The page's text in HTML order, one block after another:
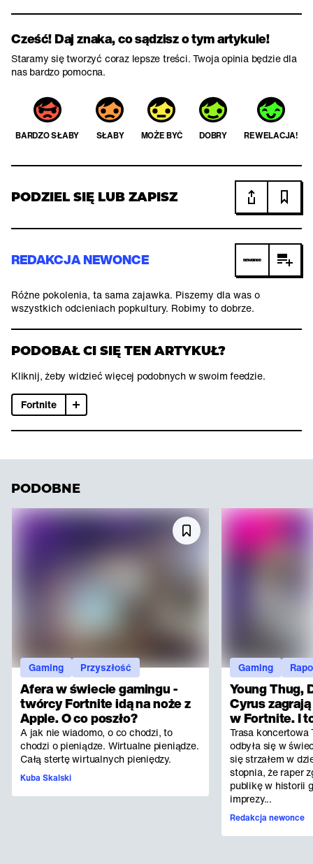
Cześć! Daj znaka, co sądzisz o tym artykule!
Staramy się tworzyć coraz lepsze treści. Twoja opinia będzie dla
nas bardzo pomocna.
BARDZO SŁABY SŁABY MOŻE BYĆ DOBRY REWELACJA!
PODZIEL SIĘ LUB ZAPISZ
REDAKCJA NEWONCE
Różne pokolenia, ta sama zajawka. Piszemy dla was o
wszystkich odcieniach popkultury. Robimy to dobrze.
PODOBAŁ CI SIĘ TEN ARTYKUŁ?
Kliknij, żeby widzieć więcej podobnych w swoim feedzie.
Fortnite
PODOBNE
Afera w świecie gamingu -
twórcy Fortnite idą na noże z
Apple. O co poszło?
A jak nie wiadomo, o co chodzi, to
chodzi o pieniądze. Wirtualne pieniądze.
Całą stertę wirtualnych pieniędzy.
Kuba Skalski
Gaming Przyszłość
Young Thug,
Cyrus
w Fortnite. I
Trasa koncertowa
odbyła się w
się strzałem w
stopnia, że raper
publikę w historii
imprezy...
Redakcja newonce
Gaming